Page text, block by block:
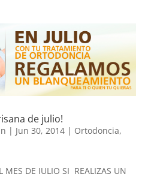
de julio!
| Jun 30, 2014| Ortodoncia,
MES DE JULIO SI REALIZAS UN